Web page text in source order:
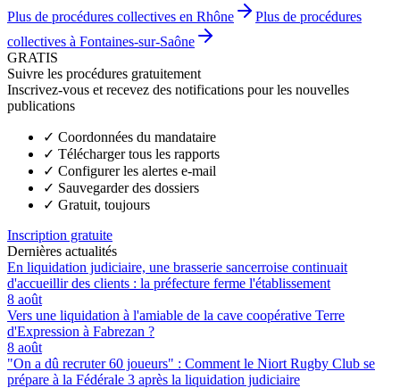
Plus de procédures collectives en Rhône
Plus de procédures
collectives à Fontaines-sur-Saône
GRATIS
Suivre les procédures gratuitement
Inscrivez-vous et recevez des notifications pour les nouvelles
publications
✓ Coordonnées du mandataire
✓ Télécharger tous les rapports
✓ Configurer les alertes e-mail
✓ Sauvegarder des dossiers
✓ Gratuit, toujours
Inscription gratuite
Dernières actualités
En liquidation judiciaire, une brasserie sancerroise continuait
d'accueillir des clients : la préfecture ferme l'établissement
8 août
Vers une liquidation à l'amiable de la cave coopérative Terre
d'Expression à Fabrezan ?
8 août
"On a dû recruter 60 joueurs" : Comment le Niort Rugby Club se
prépare à la Fédérale 3 après la liquidation judiciaire